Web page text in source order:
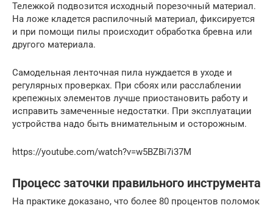
Тележкой подвозится исходный порезочный материал.
На ложе кладется распилочный материал, фиксируется
и при помощи пилы происходит обработка бревна или
другого материала.
Самодельная ленточная пила нуждается в уходе и
регулярных проверках. При сбоях или расслаблении
крепежных элементов лучше приостановить работу и
исправить замеченные недостатки. При эксплуатации
устройства надо быть внимательным и осторожным.
https://youtube.com/watch?v=w5BZBi7i37M
Процесс заточки правильного инструмента
На практике доказано, что более 80 процентов поломок